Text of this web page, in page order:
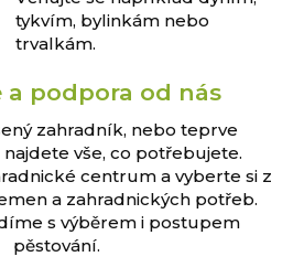
tykvím, bylinkám nebo
trvalkám.
a podpora od nás
zahradník, nebo teprve
najdete vše, co potřebujete.
centrum a vyberte si z
a zahradnických potřeb.
s výběrem i postupem
pěstování.